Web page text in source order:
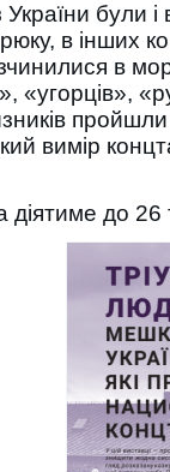
України були
в інших
в
«угорців»,
вимір
діятиме до 26